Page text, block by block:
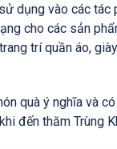
dụng vào các tác
cho các sản
trí quần áo,
quà ý nghĩa và
đến thăm Trùng